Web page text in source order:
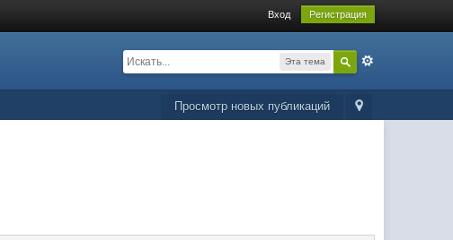
Вход Регистрация
Эта тема
Просмотр новых публикаций